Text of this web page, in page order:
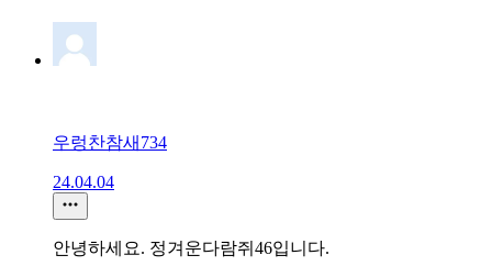
우렁찬참새734
24.04.04
안녕하세요. 정겨운다람쥐46입니다.